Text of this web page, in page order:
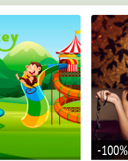
-100%